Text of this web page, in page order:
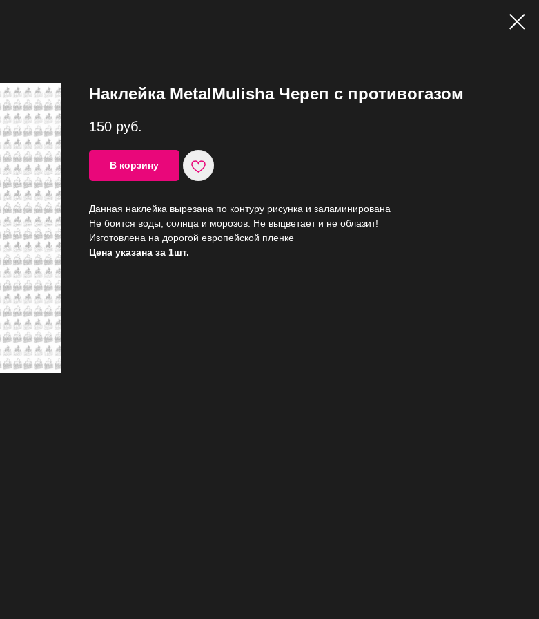
Наклейка MetalMulisha Череп с противогазом
150 руб.
В корзину
Данная наклейка вырезана по контуру рисунка и заламинирована
Не боится воды, солнца и морозов. Не выцветает и не облазит!
Изготовлена на дорогой европейской пленке
Цена указана за 1шт.